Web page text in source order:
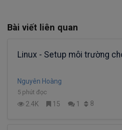
Bài viết liên quan
Linux - Setup môi trường
Nguyên Hoàng
5 phút đọc
2.4K 15 1 8